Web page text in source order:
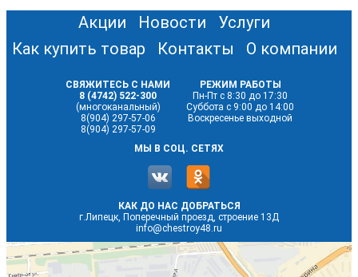
Акции Новости
Услуги
Как купить товар
Контакты О компании
СВЯЖИТЕСЬ С НАМИ
8 (4742) 522-300
(многоканальный)
8(904) 297-57-06
8(904) 297-57-09
РЕЖИМ РАБОТЫ
Пн-Пт с 8:30 до 17:30
Суббота с 9:00 до 14:00
Воскресенье выходной
МЫ В СОЦ. СЕТЯХ
КАК ДО НАС ДОБРАТЬСЯ
г.Липецк, Поперечный проезд, строение 13Д
info@chestroy48.ru